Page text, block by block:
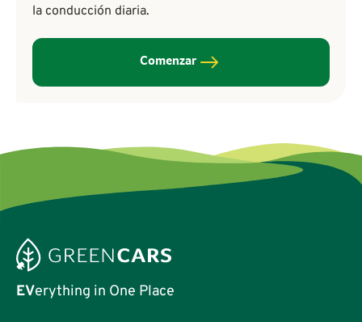
la conducción diaria.
Comenzar
EVerything in One Place